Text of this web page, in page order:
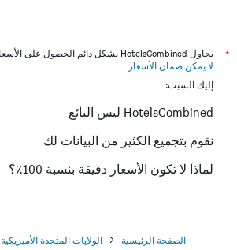
*
يحاول HotelsCombined بشكل دائم الحصول على الأسعار الدقيقة، ولكن
لا يمكن ضمان الأسعار .
إليك السبب:
HotelsCombined ليس البائع
نقوم بتجميع الكثير من البيانات لك
لماذا لا تكون الأسعار دقيقة بنسبة 100٪؟
الصفحة الرئيسية الولايات المتحدة الأميريكية